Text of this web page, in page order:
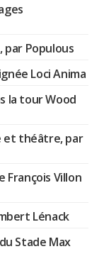
par Populous
Loci Anima
la tour Wood
et théâtre, par
François Villon
Lénack
Stade Max